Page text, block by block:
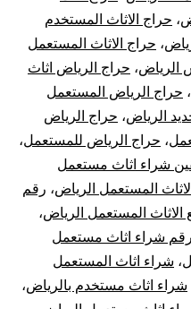
، حراج الاثاث المستخدم
، حراج الاثاث المستعمل
الرياض، حراج الرياض اثاث
، حراج الرياض المستعمل
الرياض، حراج الرياض
، حراج الرياض للمستعمل،
شراء اثاث مستعمل
المستعمل الرياض، رقم
الاثاث المستعمل الرياض،
رقم شراء اثاث مستعمل
، شراء اثاث المستعمل
شراء اثاث مستخدم بالرياض،